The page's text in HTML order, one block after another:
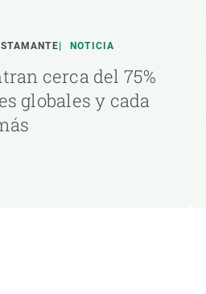
NOTICIA
cerca del 75%
globales y cada